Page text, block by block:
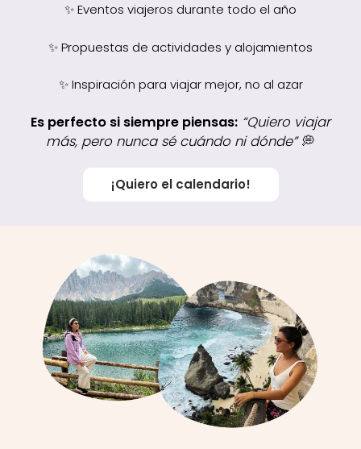
✨ Eventos viajeros durante todo el año
✨ Propuestas de actividades y alojamientos
✨ Inspiración para viajar mejor, no al azar
Es perfecto si siempre piensas: “Quiero viajar
más, pero nunca sé cuándo ni dónde”💭
¡Quiero el calendario!